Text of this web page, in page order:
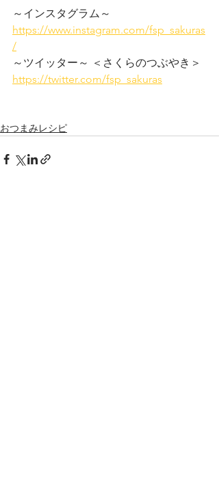
～インスタグラム～
https://www.instagram.com/fsp_sakuras
/
～ツイッター～ ＜さくらのつぶやき＞
https://twitter.com/fsp_sakuras
おつまみレシピ